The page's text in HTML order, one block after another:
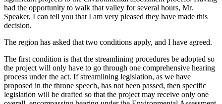
had the opportunity to walk that valley for several hours, Mr.
Speaker, I can tell you that I am very pleased they have made this
decision.
The region has asked that two conditions apply, and I have agreed.
The first condition is that the streamlining procedures be adopted so
the project will only have to go through one comprehensive hearing
process under the act. If streamlining legislation, as we have
proposed in the throne speech, has not been passed, then specific
legislation will be drafted so that the project may receive only one